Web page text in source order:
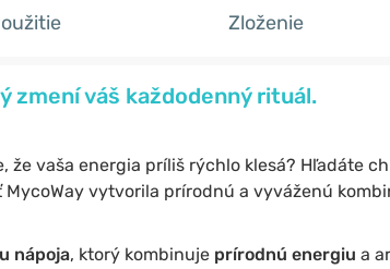
Zloženie
zmení váš každodenný rituál.
že vaša energia príliš rýchlo klesá? Hľadáte
vytvorila prírodnú a vyváženú
nápoja, ktorý kombinujeprírodnú energiu a